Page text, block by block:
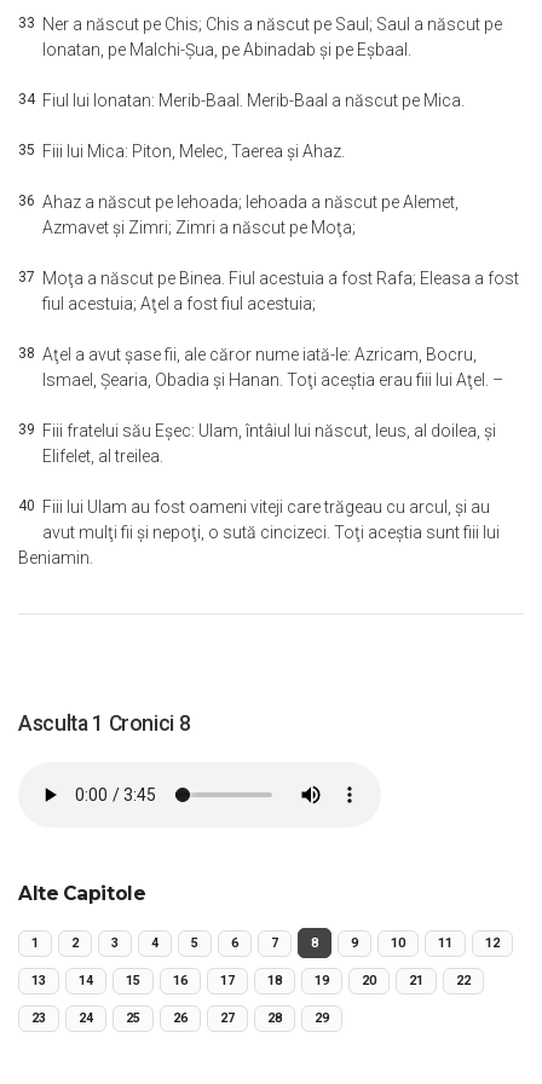
33
Ner a născut pe Chis; Chis a născut pe Saul; Saul a născut pe
Ionatan, pe Malchi-Şua, pe Abinadab şi pe Eşbaal.
34 Fiul lui Ionatan: Merib-Baal. Merib-Baal a născut pe Mica.
35 Fiii lui Mica: Piton, Melec, Taerea şi Ahaz.
36 Ahaz a născut pe Iehoada; Iehoada a născut pe Alemet,
Azmavet şi Zimri; Zimri a născut pe Moţa;
37 Moţa a născut pe Binea. Fiul acestuia a fost Rafa; Eleasa a fost
fiul acestuia; Aţel a fost fiul acestuia;
38 Aţel a avut şase fii, ale căror nume iată-le: Azricam, Bocru,
Ismael, Şearia, Obadia şi Hanan. Toţi aceştia erau fiii lui Aţel. –
39 Fiii fratelui său Eşec: Ulam, întâiul lui născut, Ieus, al doilea, şi
Elifelet, al treilea.
40 Fiii lui Ulam au fost oameni viteji care trăgeau cu arcul, şi au
avut mulţi fii şi nepoţi, o sută cincizeci. Toţi aceştia sunt fiii lui
Beniamin.
Asculta 1 Cronici 8
Alte Capitole
1 2 3 4 5 6 7 8 9 10 11 12
13 14 15 16 17 18 19 20 21 22
23 24 25 26 27 28 29